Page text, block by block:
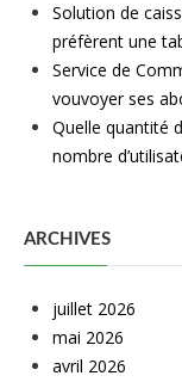
Solution de
préfèrent une
Service de
vouvoyer ses
Quelle quantité
nombre
ARCHIVES
juillet 2026
mai 2026
avril 2026